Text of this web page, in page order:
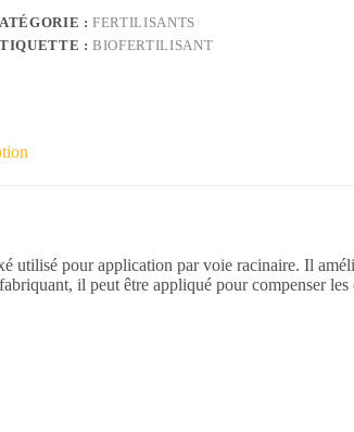
:FERTILISANTS
:BIOFERTILISANT
utilisé pour application par voie racinaire. Il
il peut être appliqué pour compenser les